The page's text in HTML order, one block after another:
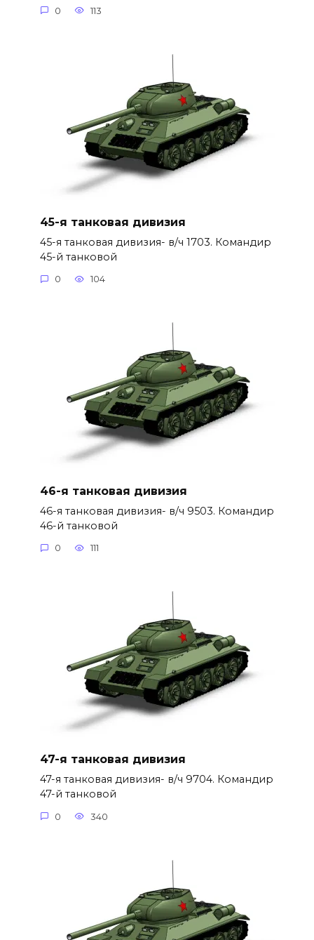
0 113
45-я танковая дивизия
45-я танковая дивизия- в/ч 1703. Командир
45-й танковой
0 104
46-я танковая дивизия
46-я танковая дивизия- в/ч 9503. Командир
46-й танковой
0 111
47-я танковая дивизия
47-я танковая дивизия- в/ч 9704. Командир
47-й танковой
0 340